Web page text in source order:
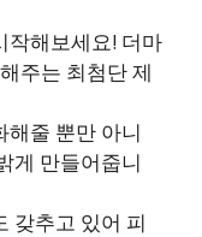
작해보세요! 더마
주는 최첨단 제
해줄 뿐만 아니
게 만들어줍니
갖추고 있어 피